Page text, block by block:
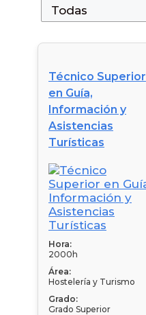
Técnico Superior
en Guía,
Información y
Asistencias
Turísticas
Hora:
2000h
Área:
Hostelería y Turismo
Grado:
Grado Superior